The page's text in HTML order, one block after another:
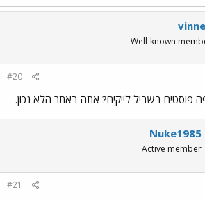
Well-known
#20
פוסטים בשביל לייקים? אתה באתר הלא נכון.
Nuke1985
Active member
#21